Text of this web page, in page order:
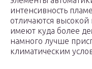
интенсивность
отличаются
имеют куда более
намного лучше
климатическим